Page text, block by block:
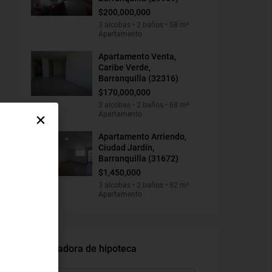
$200,000,000
3 alcobas • 2 baños • 58 m²
Apartamento
Apartamento Venta,
Caribe Verde,
Barranquilla (32316)
$170,000,000
3 alcobas • 2 baños • 68 m²
Apartamento
Apartamento Arriendo,
Ciudad Jardín,
Barranquilla (31672)
$1,450,000
3 alcobas • 2 baños • 92 m²
Apartamento
Calculadora de hipoteca